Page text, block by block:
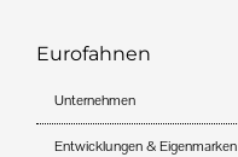
Eurofahnen
Unternehmen
Entwicklungen & Eigenmarken